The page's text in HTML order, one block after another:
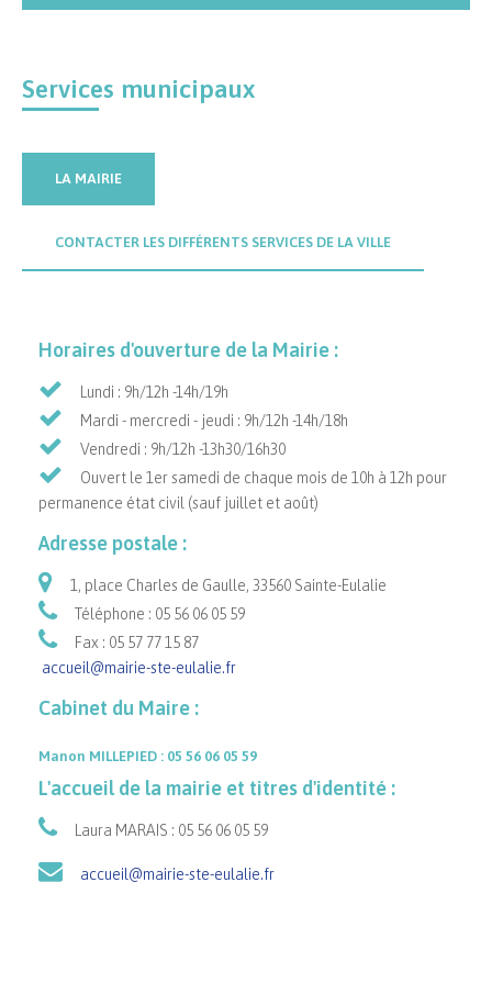
Services municipaux
LA MAIRIE
CONTACTER LES DIFFÉRENTS SERVICES DE LA VILLE
Horaires d'ouverture de la Mairie :
Lundi : 9h/12h -14h/19h
Mardi - mercredi - jeudi : 9h/12h -14h/18h
Vendredi : 9h/12h -13h30/16h30
Ouvert le 1er samedi de chaque mois de 10h à 12h pour
permanence état civil (sauf juillet et août)
Adresse postale :
1, place Charles de Gaulle, 33560 Sainte-Eulalie
Téléphone : 05 56 06 05 59
Fax : 05 57 77 15 87
accueil@mairie-ste-eulalie.fr
Cabinet du Maire :
Manon MILLEPIED : 05 56 06 05 59
L'accueil de la mairie et titres d'identité :
Laura MARAIS : 05 56 06 05 59
accueil@mairie-ste-eulalie.fr